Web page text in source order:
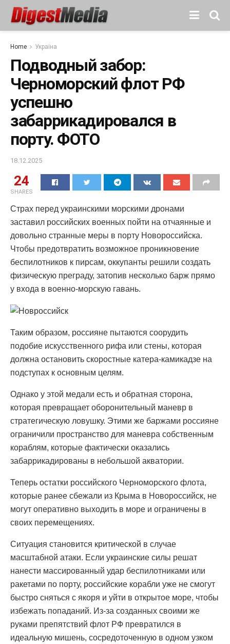
Home Україна
Подводный забор:
Черноморский флот РФ
успешно
забаррикадировался в
порту. ФОТО
18.12.2025
24
SHARES
Страх перед украинскими морскими дронами
заставил российских военных пойти на отчаянные и
довольно странные меры в порту Новороссийска.
Чтобы предотвратить возможное проникновение
беспилотников к пирсам, оккупанты решили создать
физическую преграду, затопив несколько барж прямо
у входа в военно-морскую гавань.
Таким образом, россияне пытаются соорудить
подобие искусственного рифа или стены, которая
должна остановить скоростные катера-камикадзе на
подступах к основным целям.
Однако у этой медали есть и обратная сторона,
которая превращает оборонительный маневр в
стратегическую ловушку. Этими же баржами россияне
ограничили пространство для маневра собственным
кораблям, которые фактически оказались
забаррикадированы в небольшой акватории.
Теперь остатки российского Черноморского флота,
которые ранее сбежали из Крыма в Новороссийск, не
могут оперативно выходить в море и ограничены в
своих перемещениях.
Ситуация становится критической в случае
масштабной атаки. Если украинские силы решат
нанести массированный удар беспилотниками или
ракетами по порту, российские корабли уже не смогут
быстро сняться с якоря и уйти в открытое море, чтобы
избежать попаданий. Из-за созданных своими же
руками препятствий флот РФ превратился в
идеальную мишень, сосредоточенную в одном узком